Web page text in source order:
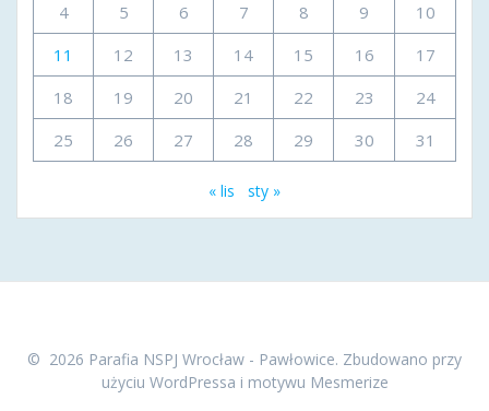
4
5 6 7 8 9
10
11
12 13 14 15 16
17
18
19 20 21 22 23
24
25
26 27 28 29 30 31
« lis sty »
© 2026 Parafia NSPJ Wrocław - Pawłowice. Zbudowano przy
użyciu WordPressa i motywu Mesmerize